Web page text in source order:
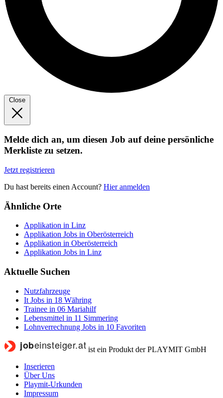
Close
Melde dich an, um diesen Job auf deine persönliche
Merkliste zu setzen.
Jetzt registrieren
Du hast bereits einen Account? Hier anmelden
Ähnliche Orte
Applikation in Linz
Applikation Jobs in Oberösterreich
Applikation in Oberösterreich
Applikation Jobs in Linz
Aktuelle Suchen
Nutzfahrzeuge
It Jobs in 18 Währing
Trainee in 06 Mariahilf
Lebensmittel in 11 Simmering
Lohnverrechnung Jobs in 10 Favoriten
ist ein Produkt der PLAYMIT GmbH
Inserieren
Über Uns
Playmit-Urkunden
Impressum